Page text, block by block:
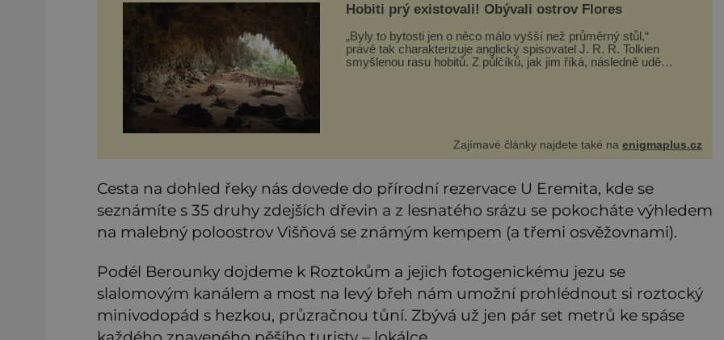
Hobiti prý existovali! Obývali ostrov Flores
„Byly to bytosti jen o něco málo vyšší než průměrný stůl,“
právě tak charakterizuje anglický spisovatel J. R. R. Tolkien
smyšlenou rasu hobitů. Z půlčíků, jak jim říká, následně udělá
Zajímavé články najdete také naenigmaplus.cz
Cesta na dohled řeky nás dovede do přírodní rezervace U Eremita, kde se
seznámíte s 35 druhy zdejších dřevin a z lesnatého srázu se pokocháte výhledem
na malebný poloostrov Višňová se známým kempem (a třemi osvěžovnami).
Podél Berounky dojdeme k Roztokům a jejich fotogenickému jezu se
slalomovým kanálem a most na levý břeh nám umožní prohlédnout si roztocký
minivodopád s hezkou, průzračnou tůní. Zbývá už jen pár set metrů ke spáse